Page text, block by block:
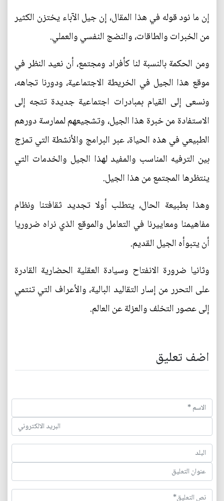
إن ما نود قوله في هذا المقال، إن جيل الآباء يختزن الكثير
من الخبرات والطاقات، والنضج النفسي والعملي.
ومن الحكمة بالنسبة لنا كأفراد ومجتمع، أن نعيد النظر في
موقع هذا الجيل في الخريطة الاجتماعية، ودورنا تجاهه،
ونسعى إلى القيام بمبادرات اجتماعية جديدة تتجه إلى
الاستفادة من خبرة هذا الجيل، وتشجيعهم لممارسة دورهم
الطبيعي في هذه الحياة، عبر البرامج والأنشطة التي تمزج
بين الترفيه المناسب والمفيد لهذا الجيل والخدمات التي
ينتظرها المجتمع من هذا الجيل.
وهذا بطبيعة الحال، يتطلب أولا تجديد ثقافتنا ونظام
مفاهيمنا ومعاييرنا في التعامل والموقع الذي نراه ضروريا
أن يتبوأه الجيل القديم.
وثانيا ضرورة الانفتاح وسيادة العقلية الحضارية القادرة
على التحرر من إسار التقاليد البالية، والأعراف التي تنتمي
إلى عصور التخلف والعزلة عن العالم.
اضف تعليق